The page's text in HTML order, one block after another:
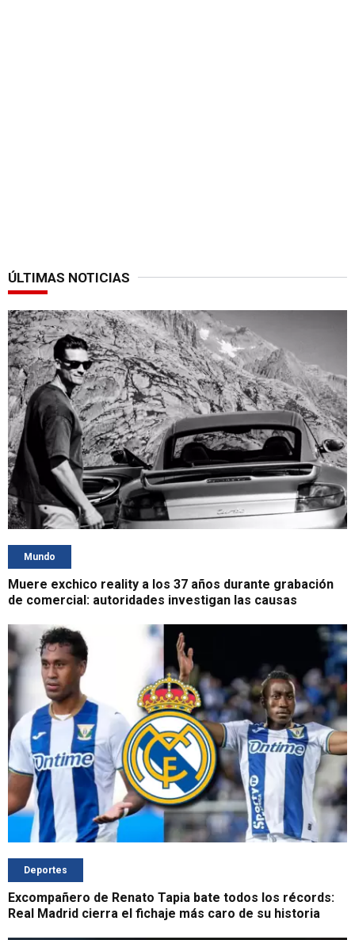
ÚLTIMAS NOTICIAS
Mundo
Muere exchico reality a los 37 años durante grabación
de comercial: autoridades investigan las causas
Deportes
Excompañero de Renato Tapia bate todos los récords:
Real Madrid cierra el fichaje más caro de su historia